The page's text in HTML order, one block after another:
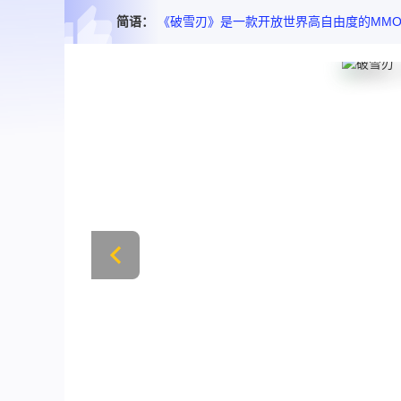
简语： 《破雪刃》是一款开放世界高自由度的